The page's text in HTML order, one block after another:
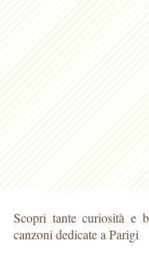
Scopri tante curiosità e
canzoni dedicate a Parigi